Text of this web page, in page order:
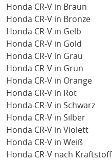
Honda CR-V in Braun
Honda CR-V in Bronze
Honda CR-V in Gelb
Honda CR-V in Gold
Honda CR-V in Grau
Honda CR-V in Grün
Honda CR-V in Orange
Honda CR-V in Rot
Honda CR-V in Schwarz
Honda CR-V in Silber
Honda CR-V in Violett
Honda CR-V in Weiß
Honda CR-V nach Kraftstoff